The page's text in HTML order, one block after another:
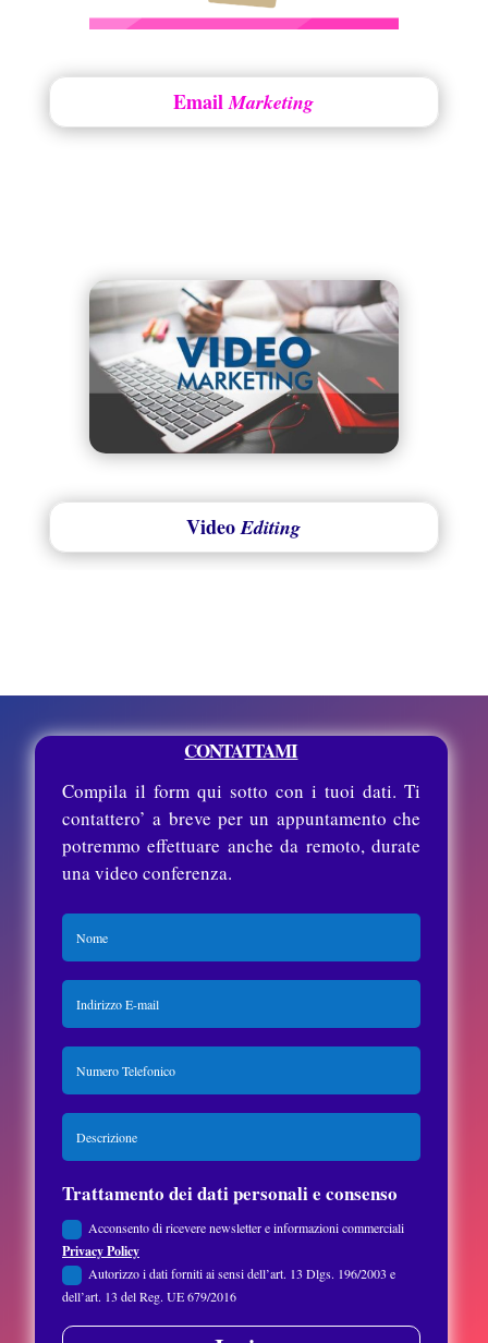
EmailMarketing
VideoEditing
CONTATTAMI
Compila il form qui sotto con i tuoi dati. Ti
contattero’ a breve per un appuntamento che
potremmo effettuare anche da remoto, durate
una video conferenza.
Trattamento dei dati personali e consenso
Acconsento di ricevere newsletter e informazioni commerciali
Privacy Policy
Autorizzo i dati forniti ai sensi dell’art. 13 Dlgs. 196/2003 e
dell’art. 13 del Reg. UE 679/2016